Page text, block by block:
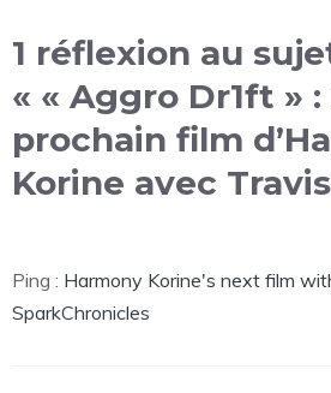
1 réflexion au
« « Aggro Dr1ft » :
prochain film
Korine avec
Ping : Harmony Korine's next film
SparkChronicles